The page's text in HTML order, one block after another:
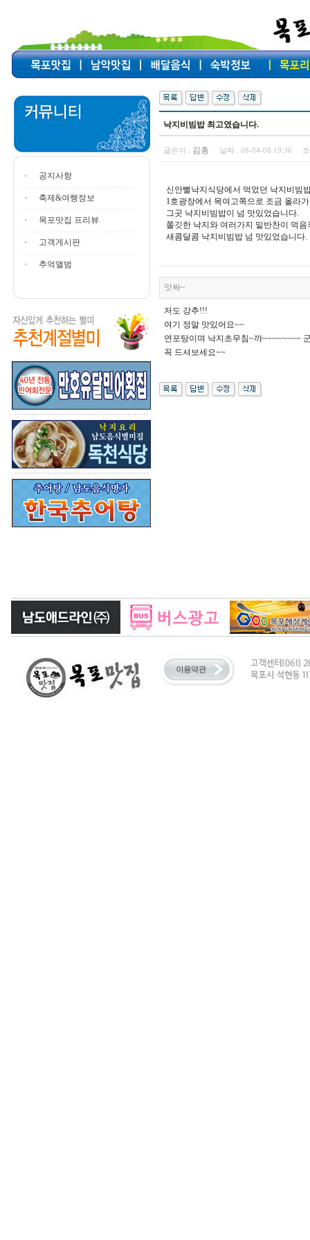
공지사항
축제&여행정보
목포맛집 프리뷰
고객게시판
추억앨범
낙지비빔밥 최고였습니다.
글쓴이 : 김총 날짜 : 08-04-08 19:36
신안뻘낙지식당에서 먹었던 낙지비빔
1호광장에서 목여고쪽으로 조금 올라
그곳 낙지비빔밥이 넘 맛있었습니다.
쫄깃한 낙지와 여러가지 밑반찬이 먹
새콤달콤 낙지비빔밥 넘 맛있었습니다.
앗싸~
저도 강추!!!
여기 정말 맛있어요~~
연포탕이며 낙지초무침~꺄~~~~~~~~
꼭 드셔보세요~~